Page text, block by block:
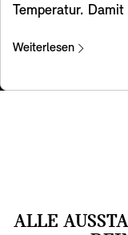
Temperatur.
komfortabel
Weiterlesen
ALLE